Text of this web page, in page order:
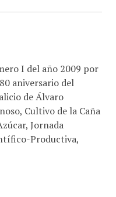
I del año 2009 por
aniversario del
de Álvaro
Cultivo de la Caña
Jornada
Productiva,